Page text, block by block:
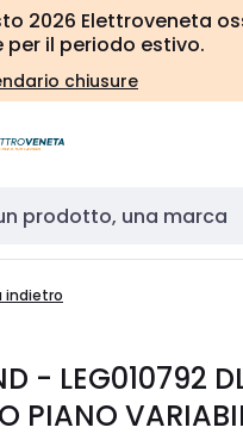
pagina
2026 Elettroveneta
per il periodo estivo.
chiusure
indietro
- LEG010792
PIANO